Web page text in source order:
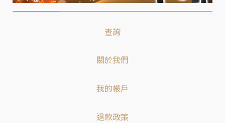
查詢
關於我們
我的帳戶
退款政策